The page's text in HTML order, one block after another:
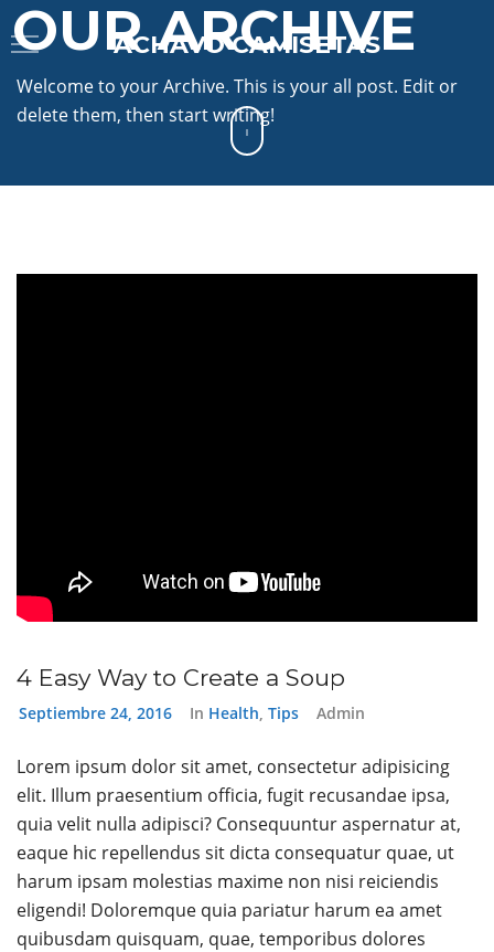
ACHAVO CAMISETAS
OUR ARCHIVE
Welcome to your Archive. This is your all post. Edit or
delete them, then start writing!
4 Easy Way to Create a Soup
Septiembre 24, 2016 In Health, Tips Admin
Lorem ipsum dolor sit amet, consectetur adipisicing
elit. Illum praesentium officia, fugit recusandae ipsa,
quia velit nulla adipisci? Consequuntur aspernatur at,
eaque hic repellendus sit dicta consequatur quae, ut
harum ipsam molestias maxime non nisi reiciendis
eligendi! Doloremque quia pariatur harum ea amet
quibusdam quisquam, quae, temporibus dolores